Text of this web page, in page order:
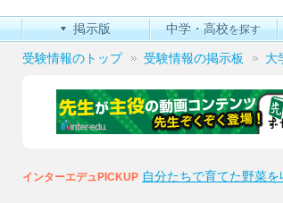
掲示版 中学・高校を探す
受験情報のトップ 受験情報の掲示板 大
インターエデュPICKUP 自分たちで育てた野菜